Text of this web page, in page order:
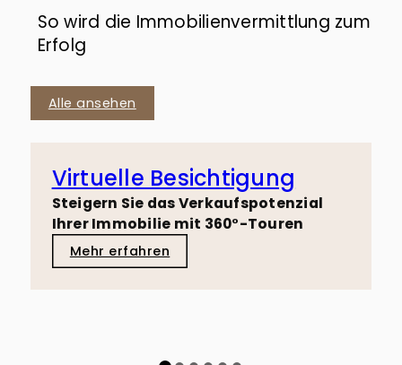
So wird die Immobilienvermittlung zum
Erfolg
Alle ansehen
Virtuelle Besichtigung
Steigern Sie das Verkaufspotenzial
Ihrer Immobilie mit 360°-Touren
Mehr erfahren